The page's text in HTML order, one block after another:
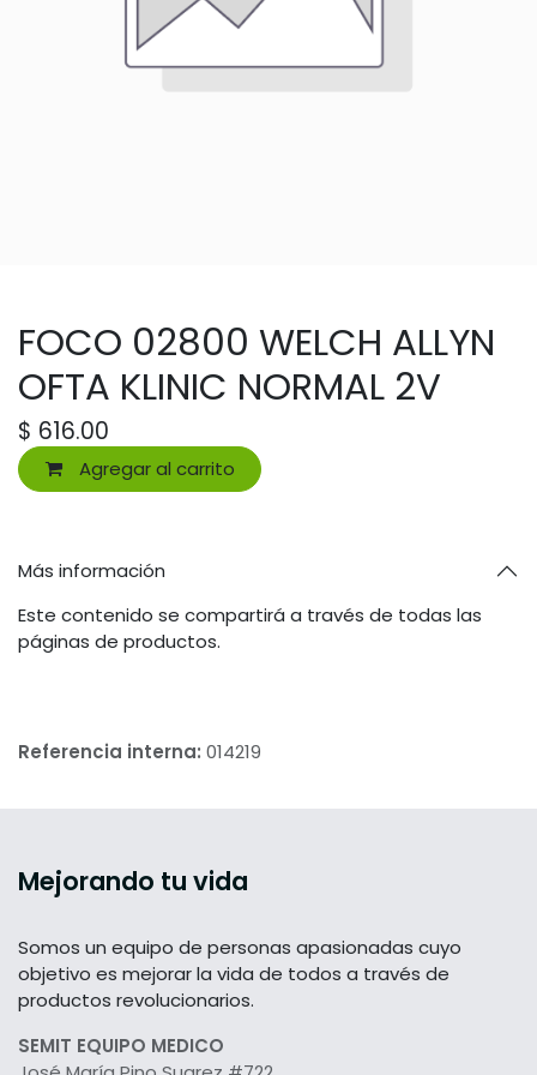
FOCO 02800 WELCH ALLYN
OFTA KLINIC NORMAL 2V
$ 616.00
Agregar al carrito
Más información
Este contenido se compartirá a través de todas las
páginas de productos.
Referencia interna: 014219
Mejorando tu vida
Somos un equipo de personas apasionadas cuyo
objetivo es mejorar la vida de todos a través de
productos revolucionarios.
SEMIT EQUIPO MEDICO